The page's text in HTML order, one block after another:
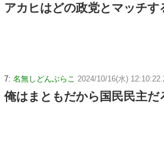
アカヒはどの政党とマッチす
7: 名無しどんぶらこ 2024/10/16(水)
俺はまともだから国民民主だ